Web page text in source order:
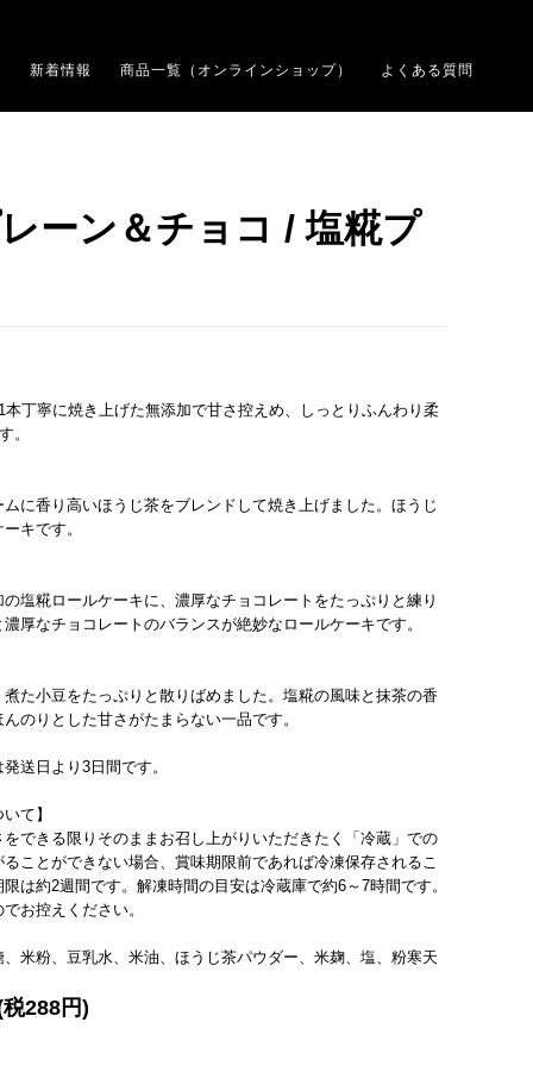
新着情報 商品一覧（オンラインショップ） よくある質問
ーン＆チョコ / 塩糀プ
丁寧に焼き上げた無添加で甘さ控えめ、しっとりふんわり柔
。
に香り高いほうじ茶をブレンドして焼き上げました。ほうじ
キです。
塩糀ロールケーキに、濃厚なチョコレートをたっぷりと練り
厚なチョコレートのバランスが絶妙なロールケーキです。
た小豆をたっぷりと散りばめました。塩糀の風味と抹茶の香
のりとした甘さがたまらない一品です。
送日より3日間です。
て】
できる限りそのままお召し上がりいただきたく「冷蔵」での
ことができない場合、賞味期限前であれば冷凍保存されるこ
は約2週間です。解凍時間の目安は冷蔵庫で約6～7時間です。
お控えください。
米粉、豆乳水、米油、ほうじ茶パウダー、米麹、塩、粉寒天
288円)